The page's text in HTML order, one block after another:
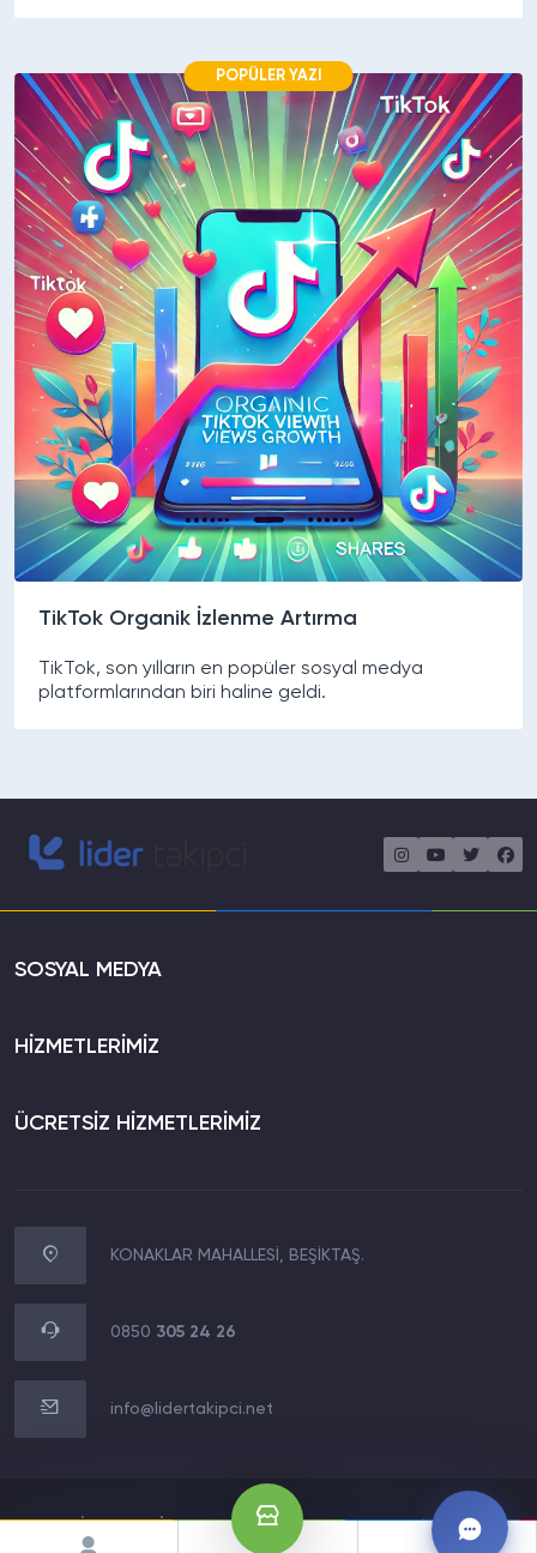
POPÜLER YAZI
TikTok Organik İzlenme Artırma
TikTok, son yılların en popüler sosyal medya
platformlarından biri haline geldi.
SOSYAL MEDYA
HİZMETLERİMİZ
ÜCRETSİZ HİZMETLERİMİZ
KONAKLAR MAHALLESİ, BEŞİKTAŞ.
0850 305 24 26
info@lidertakipci.net
2020 LİDERMEDİA TECHNOLOGY LTD.Tüm Hakları Saklıdır.
WhatsApp İletişim
Müşteri Destek Hattı
E-Posta Destek Hattı